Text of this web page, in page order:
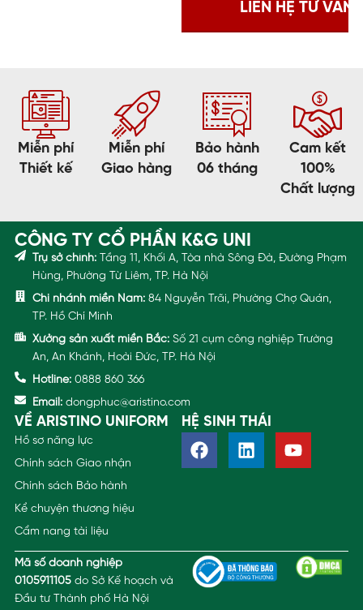
Miễn phí
Thiết kế
Miễn phí
Giao hàng
Bảo hành
06 tháng
Cam kết
100%
Chất lượng
CÔNG TY CỔ PHẦN K&G UNI
Trụ sở chính: Tầng 11, Khối A, Tòa nhà Sông Đà, Đường Phạm
Hùng, Phường Từ Liêm, TP. Hà Nội
Chi nhánh miền Nam: 84 Nguyễn Trãi, Phường Chợ Quán,
TP. Hồ Chí Minh
Xưởng sản xuất miền Bắc: Số 21 cụm công nghiệp Trường
An, An Khánh, Hoài Đức, TP. Hà Nội
Hotline: 0888 860 366
Email: dongphuc@aristino.com
VỀ ARISTINO UNIFORM
Hồ sơ năng lực
Chính sách Giao nhận
Chính sách Bảo hành
Kể chuyện thương hiệu
Cẩm nang tài liệu
HỆ SINH THÁI
Mã số doanh nghiệp
0105911105do Sở Kế hoạch và
Đầu tư Thành phố Hà Nội